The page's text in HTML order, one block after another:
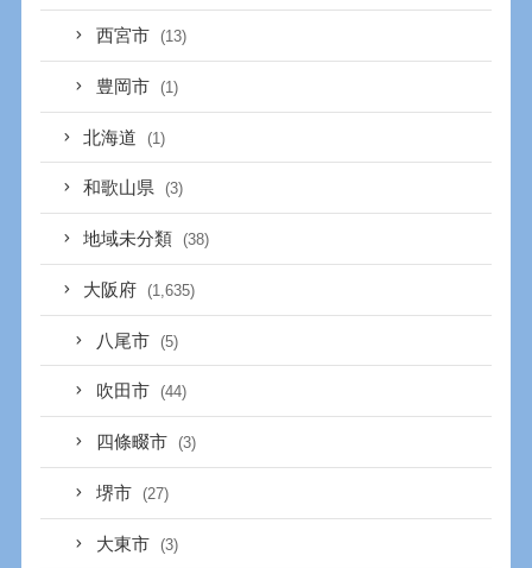
西宮市 (13)
豊岡市 (1)
北海道 (1)
和歌山県 (3)
地域未分類 (38)
大阪府 (1,635)
八尾市 (5)
吹田市 (44)
四條畷市 (3)
堺市 (27)
大東市 (3)